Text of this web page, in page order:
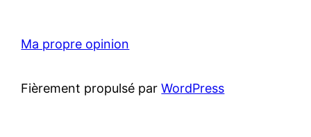
Ma propre opinion
Fièrement propulsé parWordPress